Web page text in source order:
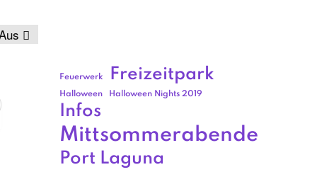
Feuerwerk Freizeitpark
Halloween Halloween Nights 2019
Infos
Mittsommerabende
Port Laguna